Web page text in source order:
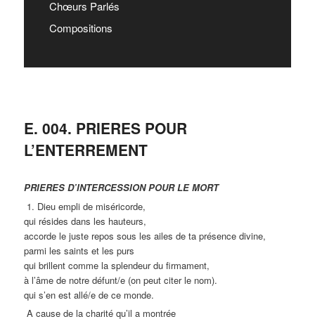
E. 004. PRIERES POUR
L’ENTERREMENT
PRIERES D’INTERCESSION POUR LE MORT
1. Dieu empli de miséricorde,
qui résides dans les hauteurs,
accorde le juste repos sous les ailes de ta présence divine,
parmi les saints et les purs
qui brillent comme la splendeur du firmament,
à l’âme de notre défunt/e (on peut citer le nom).
qui s’en est allé/e de ce monde.
A cause de la charité qu’il a montrée
Chœurs Parlés
Compositions